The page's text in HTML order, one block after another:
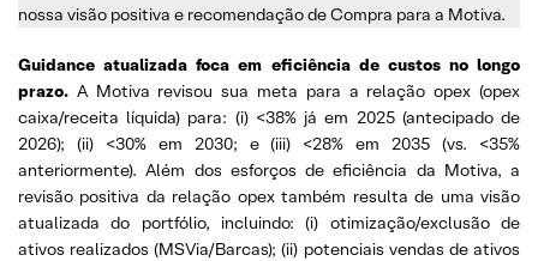
nossa visão positiva e recomendação de Compra para a Motiva.
Guidance atualizada foca em eficiência de custos no longo
prazo. A Motiva revisou sua meta para a relação opex (opex
caixa/receita líquida) para: (i) <38% já em 2025 (antecipado de
2026); (ii) <30% em 2030; e (iii) <28% em 2035 (vs. <35%
anteriormente). Além dos esforços de eficiência da Motiva, a
revisão positiva da relação opex também resulta de uma visão
atualizada do portfólio, incluindo: (i) otimização/exclusão de
ativos realizados (MSVia/Barcas); (ii) potenciais vendas de ativos